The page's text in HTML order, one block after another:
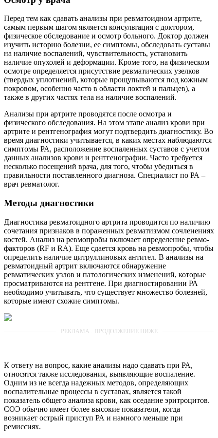
Перед тем как сдавать анализы при ревматоидном артрите,
самым первым шагом является консультация с доктором,
физическое обследование и осмотр больного. Доктор должен
изучить историю болезни, ее симптомы, обследовать суставы
на наличие воспалений, чувствительность, установить
наличие опухолей и деформации. Кроме того, на физическом
осмотре определяется присутствие ревматических узелков
(твердых уплотнений, которые прощупываются под кожным
покровом, особенно часто в области локтей и пальцев), а
также в других частях тела на наличие воспалений.
Анализы при артрите проводятся после осмотра и
физического обследования. На этом этапе анализ крови при
артрите и рентгенография могут подтвердить диагностику. Во
время диагностики учитывается, в каких местах наблюдаются
симптомы РА, расположение воспаленных суставов с учетом
данных анализов крови и рентгенографии. Часто требуется
несколько посещений врача, для того, чтобы убедиться в
правильности поставленного диагноза. Специалист по РА –
врач ревматолог.
Методы диагностики
Диагностика ревматоидного артрита проводится по наличию
сочетания признаков в пораженных ревматизмом сочленениях
костей. Анализ на ревмопробы включает определение ревмо-
факторов (RF и RA). Еще сдается кровь на ревмопробы, чтобы
определить наличие цитруллиновых антител. В анализы на
ревматоидный артрит включаются обнаружение
ревматических узлов и патологических изменений, которые
просматриваются на рентгене. При диагностировании РА
необходимо учитывать, что существует множество болезней,
которые имеют схожие симптомы.
К ответу на вопрос, какие анализы надо сдавать при РА,
относятся также исследования, выявляющие воспаление.
Одним из не всегда надежных методов, определяющих
воспалительные процессы в суставах, является такой
показатель общего анализа крови, как оседание эритроцитов.
СОЭ обычно имеет более высокие показатели, когда
возникает острый приступ РА и намного меньше при
ремиссиях.